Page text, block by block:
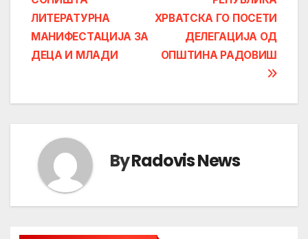
ХРВАТСКА ГО ПОСЕТИ
ДЕЛЕГАЦИЈА ОД
ОПШТИНА РАДОВИШ
ЛИТЕРАТУРНА
МАНИФЕСТАЦИЈА ЗА
ДЕЦА И МЛАДИ
ByRadovis News